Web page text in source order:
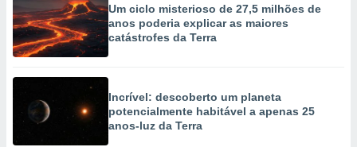
Um ciclo misterioso de 27,5 milhões de
anos poderia explicar as maiores
catástrofes da Terra
Incrível: descoberto um planeta
potencialmente habitável a apenas 25
anos-luz da Terra